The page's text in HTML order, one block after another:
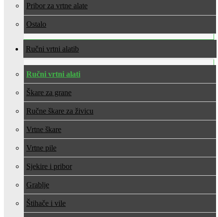
Pribor za vrtne alate
Ostalo
Ručni vrtni alati
Ručni vrtni alati
Škare za grane
Ručne škare za živicu
Vrtne škare
Vrtne pile
Sjekire i pribor
Grablje
Štihače i vile